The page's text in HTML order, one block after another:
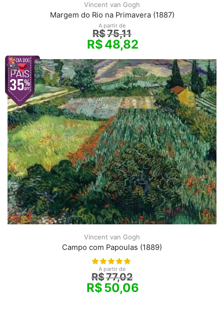
Vincent van Gogh
Margem do Rio na Primavera (1887)
A partir de
R$75,11
R$48,82
Vincent van Gogh
Campo com Papoulas (1889)
A partir de
R$77,02
R$50,06